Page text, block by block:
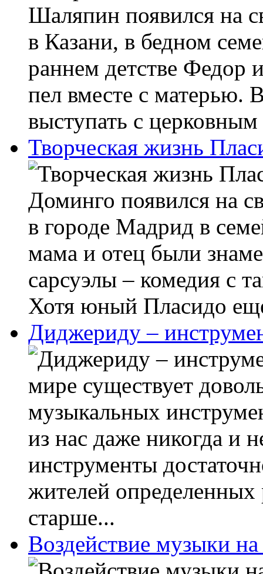
Шаляпин появился на
в Казани, в бедном
раннем детстве Федор
пел вместе с матерью.
выступать с
Творческая жизнь
Доминго появился на
в городе Мадрид в
мама и отец были
сарсуэлы – комедия с
Хотя юный Пласидо
Диджериду –
мире существует
музыкальных
из нас даже никогда и
инструменты
жителей определенных
старше...
Воздействие музыки на